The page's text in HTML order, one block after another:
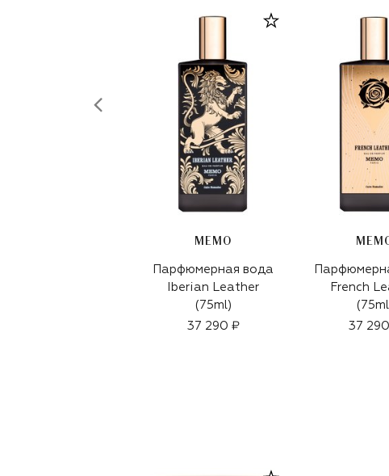
MEMO
Парфюмерная вода
Iberian Leather
(75ml)
37 290 ₽
French
37